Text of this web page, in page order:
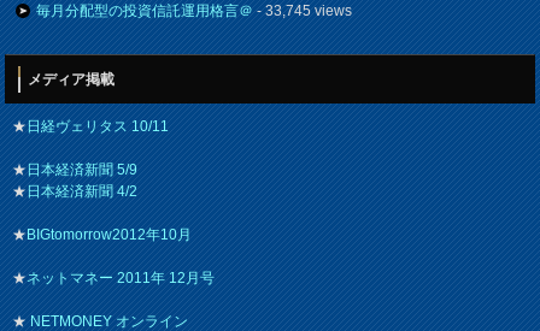
毎月分配型の投資信託運用格言＠- 33,745 views
メディア掲載
★日経ヴェリタス 10/11
★日本経済新聞 5/9
★日本経済新聞 4/2
★BIGtomorrow2012年10月
★ネットマネー 2011年 12月号
★NETMONEY オンライン